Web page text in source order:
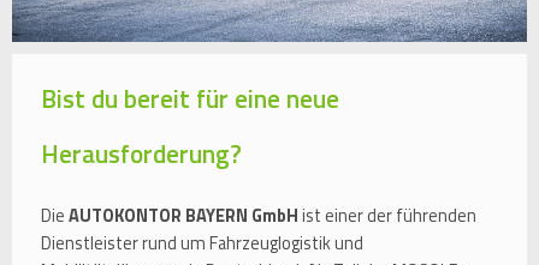
Bist du bereit für eine neue
Herausforderung?
DieAUTOKONTOR BAYERN GmbHist einer der führenden
Dienstleister rund um Fahrzeuglogistik und